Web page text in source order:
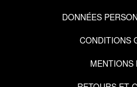
DONNÉES
CONDITIONS
MENTIONS